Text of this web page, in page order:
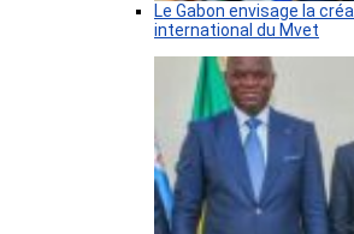
Le Gabon envisage la
international du Mvet